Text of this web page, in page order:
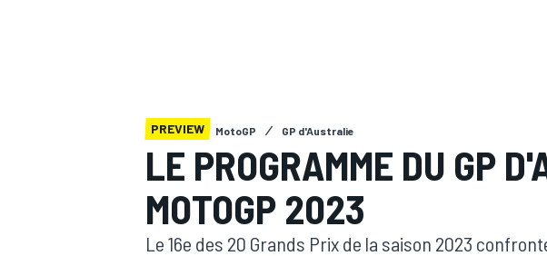
MOTOGP
PREVIEW MotoGP GP d'Australie
LE PROGRAMME DU GP
MOTOGP 2023
Le 16e des 20 Grands Prix de la saison 2023